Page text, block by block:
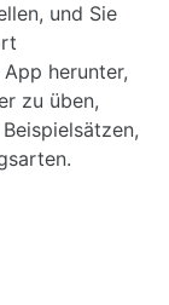
und Sie
herunter,
zu üben,